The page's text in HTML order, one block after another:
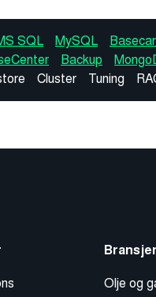
SQL MySQL
Backup
Cluster Tuning
Bransjer
Olje og